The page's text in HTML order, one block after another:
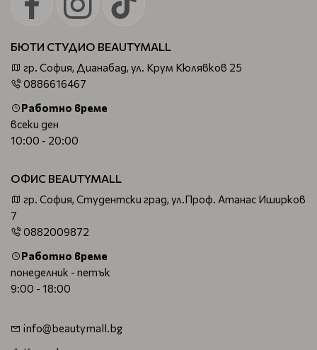
БЮТИ СТУДИО BEAUTYMALL
гр. София, Дианабад, ул. Крум Кюлявков 25
0886616467
Работно време
всеки ден
10:00 - 20:00
ОФИС BEAUTYMALL
гр. София, Студентски град, ул.Проф. Атанас Иширков
7
0882009872
Работно време
понеделник - петък
9:00 - 18:00
info@beautymall.bg